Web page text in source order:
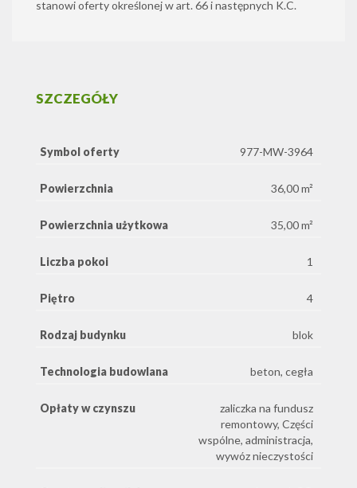
stanowi oferty określonej w art. 66 i następnych K.C.
SZCZEGÓŁY
Symbol oferty 977-MW-3964
Powierzchnia 36,00 m²
Powierzchnia użytkowa 35,00 m²
Liczba pokoi 1
Piętro 4
Rodzaj budynku blok
Technologia budowlana beton, cegła
Opłaty w czynszu
zaliczka na fundusz
remontowy, Części
wspólne, administracja,
wywóz nieczystości